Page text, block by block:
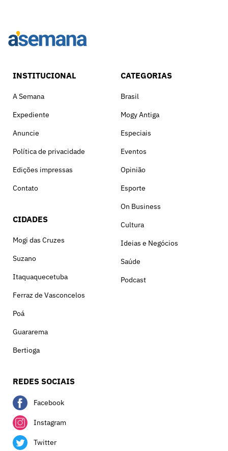
INSTITUCIONAL
A Semana
Expediente
Anuncie
Política de privacidade
Edições impressas
Contato
CIDADES
Mogi das Cruzes
Suzano
Itaquaquecetuba
Ferraz de Vasconcelos
Poá
Guararema
Bertioga
CATEGORIAS
Brasil
Mogy Antiga
Especiais
Eventos
Opinião
Esporte
On Business
Cultura
Ideias e Negócios
Saúde
Podcast
REDES SOCIAIS
Facebook
Instagram
Twitter